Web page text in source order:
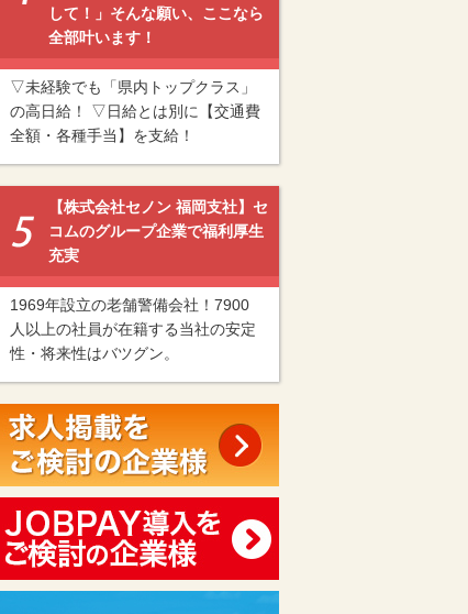
して！」そんな願い、ここなら
全部叶います！
▽未経験でも「県内トップクラス」
の高日給！ ▽日給とは別に【交通費
全額・各種手当】を支給！
【株式会社セノン 福岡支社】セ
コムのグループ企業で福利厚生
充実
1969年設立の老舗警備会社！7900
人以上の社員が在籍する当社の安定
性・将来性はバツグン。